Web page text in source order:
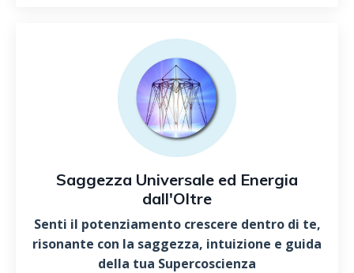
Saggezza Universale ed Energia
dall'Oltre
Senti il potenziamento crescere dentro di te,
risonante con la saggezza, intuizione e guida
della tua Supercoscienza